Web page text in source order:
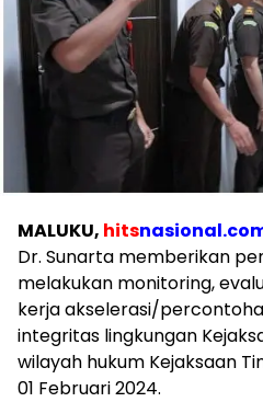
MALUKU, hits
Dr. Sunarta memberikan
melakukan monitoring,
kerja akselerasi/
integritas lingkungan
wilayah hukum Kejaksaan
01 Februari 2024.